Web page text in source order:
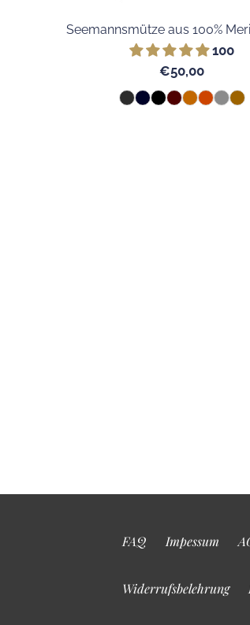
Seemannsmütze aus 100%
100
€50,00
FAQ Impessum
Widerrufsbelehrung